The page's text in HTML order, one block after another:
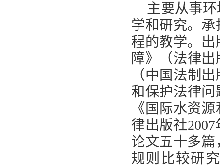
主要从事
学和研究。
程的教学。
障》（法律出
（中国法制
和保护法律
《国际水资
律出版社2007
论文五十多
规则比较研